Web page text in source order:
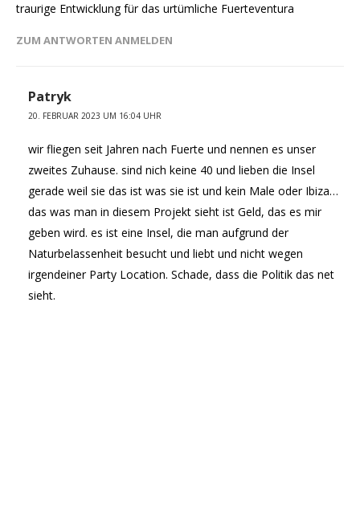
traurige Entwicklung für das urtümliche Fuerteventura
ZUM ANTWORTEN ANMELDEN
Patryk
20. FEBRUAR 2023 UM 16:04 UHR
wir fliegen seit Jahren nach Fuerte und nennen es unser
zweites Zuhause. sind nich keine 40 und lieben die Insel
gerade weil sie das ist was sie ist und kein Male oder Ibiza…
das was man in diesem Projekt sieht ist Geld, das es mir
geben wird. es ist eine Insel, die man aufgrund der
Naturbelassenheit besucht und liebt und nicht wegen
irgendeiner Party Location. Schade, dass die Politik das net
sieht.